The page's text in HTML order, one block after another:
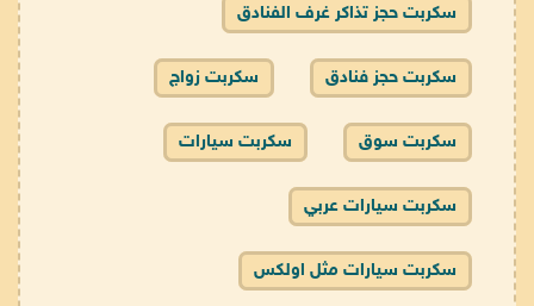
سكربت حجز تذاكر غرف الفنادق
سكربت حجز فنادق سكربت زواج
سكربت سوق سكربت سيارات
سكربت سيارات عربي
سكربت سيارات مثل اولكس